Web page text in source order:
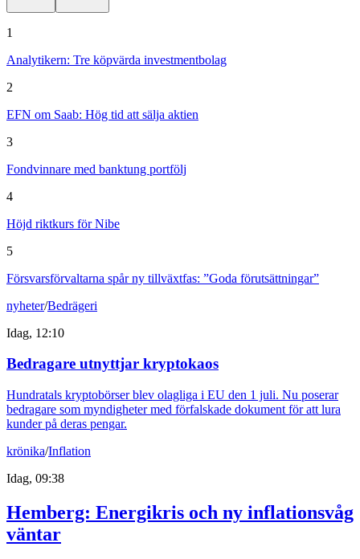
1
Analytikern: Tre köpvärda investmentbolag
2
EFN om Saab: Hög tid att sälja aktien
3
Fondvinnare med banktung portfölj
4
Höjd riktkurs för Nibe
5
Försvarsförvaltarna spår ny tillväxtfas: ”Goda förutsättningar”
nyheter/Bedrägeri
Idag, 12:10
Bedragare utnyttjar kryptokaos
Hundratals kryptobörser blev olagliga i EU den 1 juli. Nu poserar
bedragare som myndigheter med förfalskade dokument för att lura
kunder på deras pengar.
krönika/Inflation
Idag, 09:38
Hemberg: Energikris och ny inflationsvåg
väntar